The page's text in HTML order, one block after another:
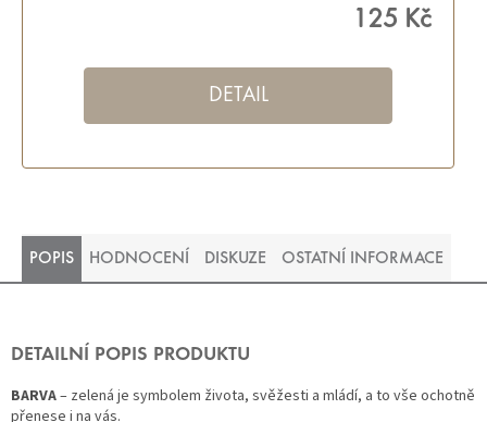
125 Kč
DETAIL
POPIS HODNOCENÍ DISKUZE OSTATNÍ INFORMACE
DETAILNÍ POPIS PRODUKTU
BARVA– zelená je symbolem života, svěžesti a mládí, a to vše ochotně
přenese i na vás.